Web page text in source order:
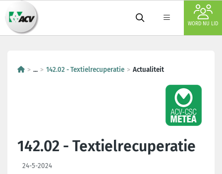
WORD NU LID
... 142.02 - Textielrecuperatie Actualiteit
142.02 - Textielrecuperatie
24-5-2024